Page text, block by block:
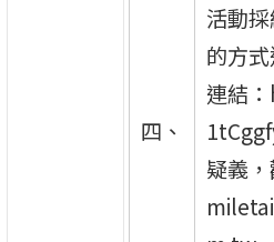
四、
活動
的方
連結
疑義